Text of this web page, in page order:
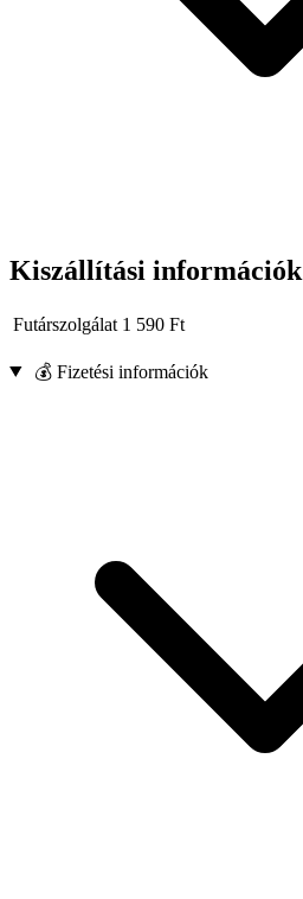
Kiszállítási információk
Futárszolgálat 1 590 Ft
💰 Fizetési információk